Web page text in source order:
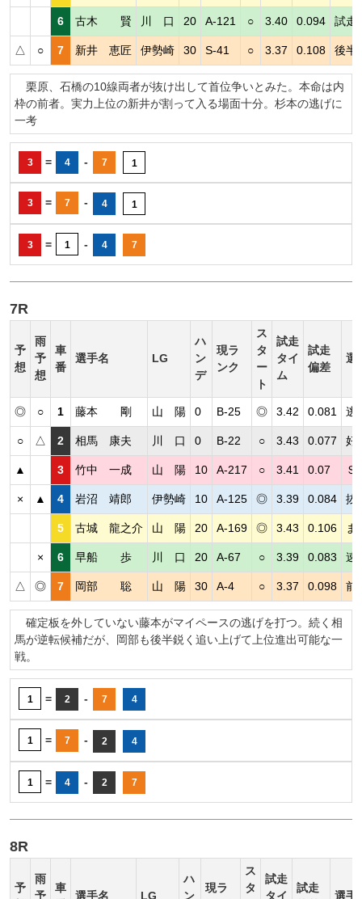
6 古木 賢 川 口 20 A-121 ○ 3.40 0.094 試走
△ ○ 7 新井 恵匠 伊勢崎 30 S-41 ○ 3.37 0.108 後半
栗原、石橋の10線両者が抜け出して首位争いとみた。本命は内
枠の前者。実力上位の新井が割って入る場面十分。杉本の逃げに
一考
3 = 4 - 7 1
3 = 7 - 4 1
3 = 1 - 4 7
7R
予
想
雨
予
想
車
番
選手名 LG
ハ
ン
デ
現ラ
ンク
ス
タ
ー
ト
試走
タイ
ム
試走
偏差
選
◎ ○ 1 藤本 剛 山 陽 0 B-25 ◎ 3.42 0.081 逃
○ △ 2 相馬 康夫 川 口 0 B-22 ○ 3.43 0.077 好
▲ 3 竹中 一成 山 陽 10 A-217 ○ 3.41 0.07 Ｓ
× ▲ 4 岩沼 靖郎 伊勢崎 10 A-125 ◎ 3.39 0.084 抜
5 古城 龍之介 山 陽 20 A-169 ◎ 3.43 0.106 ま
× 6 早船 歩 川 口 20 A-67 ○ 3.39 0.083 速
△ ◎ 7 岡部 聡 山 陽 30 A-4 ○ 3.37 0.098 前
確定板を外していない藤本がマイペースの逃げを打つ。続く相
馬が逆転候補だが、岡部も後半鋭く追い上げて上位進出可能な一
戦。
1 = 2 - 7 4
1 = 7 - 2 4
1 = 4 - 2 7
8R
予
雨
予
車
選手名 LG
ハ
ン
現ラ
ス
タ
試走
タイ
試走
選手